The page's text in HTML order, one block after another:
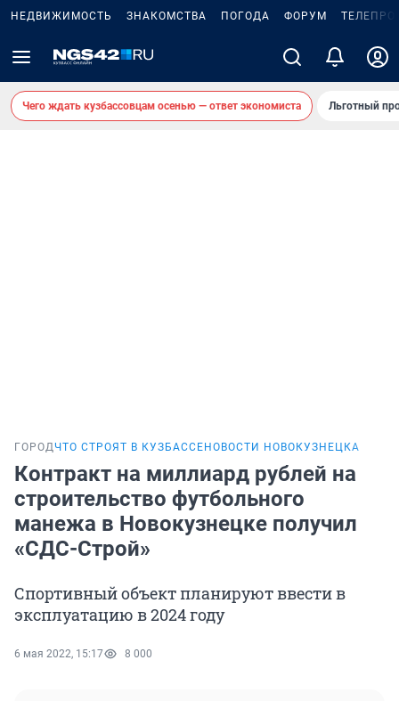
НЕДВИЖИМОСТЬ ЗНАКОМСТВА ПОГОДА ФОРУМ
Чего ждать кузбассовцам осенью — ответ экономиста Льготный
ГОРОДЧТО СТРОЯТ В КУЗБАССЕ НОВОСТИ НОВОКУЗНЕЦКА
Контракт на миллиард рублей на
строительство футбольного
манежа в Новокузнецке получил
«СДС-Строй»
Спортивный объект планируют ввести в
эксплуатацию в 2024 году
6 мая 2022, 15:17 8 000